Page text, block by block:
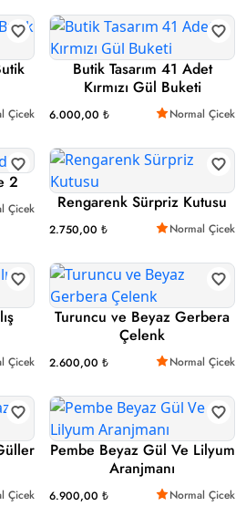
Çicek
Butik Tasarım 41 Adet
Kırmızı Gül Buketi
6.000,00 ₺ Normal Çicek
2
Çicek Rengarenk Sürpriz Kutusu
2.750,00 ₺ Normal Çicek
Çicek
Turuncu ve Beyaz Gerbera
Çelenk
2.600,00 ₺ Normal Çicek
Çicek
Pembe Beyaz Gül Ve Lilyum
Aranjmanı
6.900,00 ₺ Normal Çicek